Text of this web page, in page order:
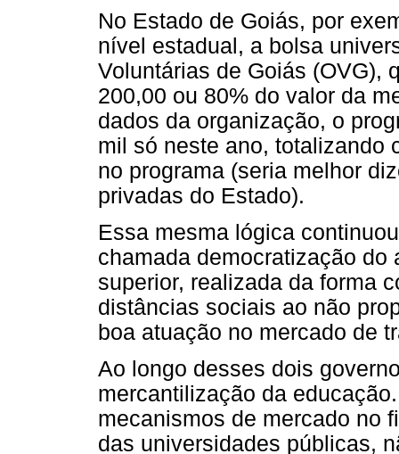
No Estado de Goiás, por
nível estadual, a bolsa
Voluntárias de Goiás (OVG),
200,00 ou 80% do valor da
dados da organização, o
mil só neste ano, totalizando
no programa (seria melhor
privadas do Estado).
Essa mesma lógica
chamada democratização
superior, realizada da forma
distâncias sociais ao não
boa atuação no mercado de
Ao longo desses dois
mercantilização da
mecanismos de mercado no
das universidades públicas,